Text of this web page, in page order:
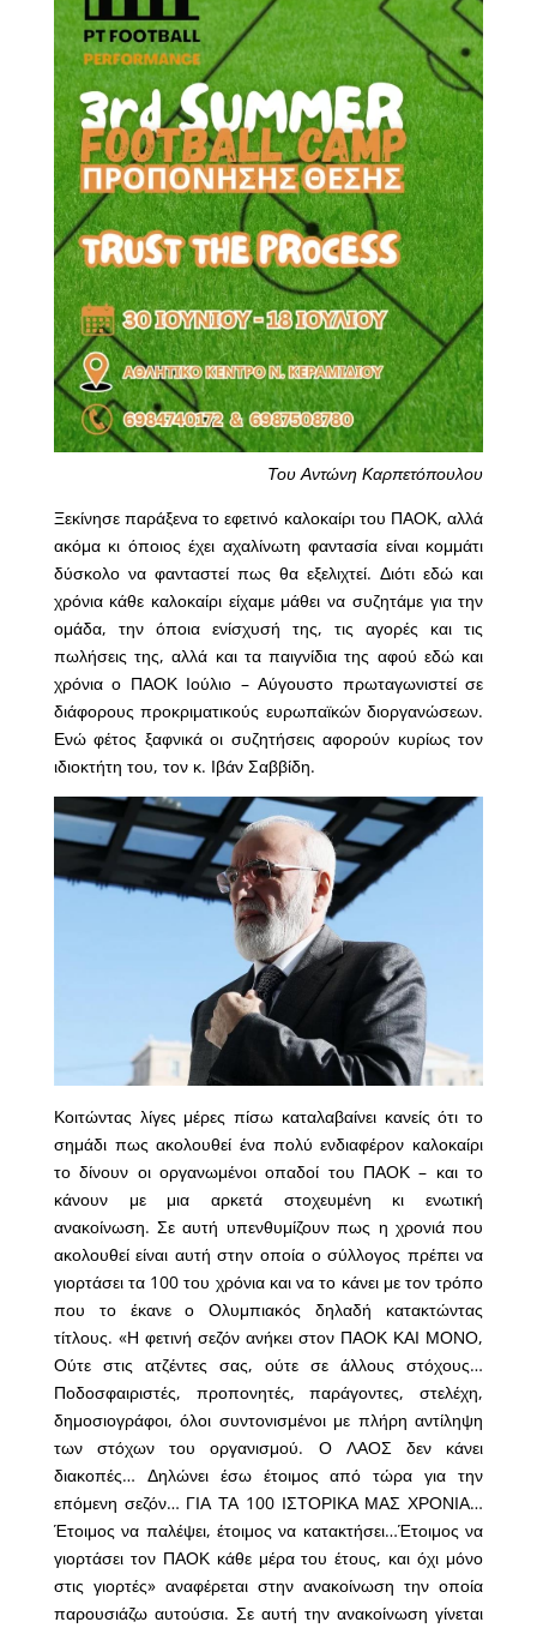
Του Αντώνη Καρπετόπουλου
Ξεκίνησε παράξενα το εφετινό καλοκαίρι του ΠΑΟΚ, αλλά
ακόμα κι όποιος έχει αχαλίνωτη φαντασία είναι κομμάτι
δύσκολο να φανταστεί πως θα εξελιχτεί. Διότι εδώ και
χρόνια κάθε καλοκαίρι είχαμε μάθει να συζητάμε για την
ομάδα, την όποια ενίσχυσή της, τις αγορές και τις
πωλήσεις της, αλλά και τα παιγνίδια της αφού εδώ και
χρόνια ο ΠΑΟΚ Ιούλιο – Αύγουστο πρωταγωνιστεί σε
διάφορους προκριματικούς ευρωπαϊκών διοργανώσεων.
Ενώ φέτος ξαφνικά οι συζητήσεις αφορούν κυρίως τον
ιδιοκτήτη του, τον κ. Ιβάν Σαββίδη.
Κοιτώντας λίγες μέρες πίσω καταλαβαίνει κανείς ότι το
σημάδι πως ακολουθεί ένα πολύ ενδιαφέρον καλοκαίρι
το δίνουν οι οργανωμένοι οπαδοί του ΠΑΟΚ – και το
κάνουν με μια αρκετά στοχευμένη κι ενωτική
ανακοίνωση. Σε αυτή υπενθυμίζουν πως η χρονιά που
ακολουθεί είναι αυτή στην οποία ο σύλλογος πρέπει να
γιορτάσει τα 100 του χρόνια και να το κάνει με τον τρόπο
που το έκανε ο Ολυμπιακός δηλαδή κατακτώντας
τίτλους. «Η φετινή σεζόν ανήκει στον ΠΑΟΚ ΚΑΙ ΜΟΝΟ,
Ούτε στις ατζέντες σας, ούτε σε άλλους στόχους…
Ποδοσφαιριστές, προπονητές, παράγοντες, στελέχη,
δημοσιογράφοι, όλοι συντονισμένοι με πλήρη αντίληψη
των στόχων του οργανισμού. Ο ΛΑΟΣ δεν κάνει
διακοπές… Δηλώνει έσω έτοιμος από τώρα για την
επόμενη σεζόν… ΓΙΑ ΤΑ 100 ΙΣΤΟΡΙΚΑ ΜΑΣ ΧΡΟΝΙΑ…
Έτοιμος να παλέψει, έτοιμος να κατακτήσει…Έτοιμος να
γιορτάσει τον ΠΑΟΚ κάθε μέρα του έτους, και όχι μόνο
στις γιορτές» αναφέρεται στην ανακοίνωση την οποία
παρουσιάζω αυτούσια. Σε αυτή την ανακοίνωση γίνεται